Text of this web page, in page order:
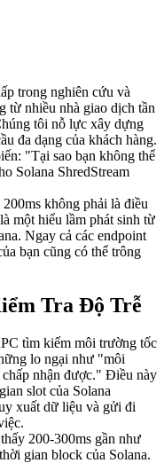
trong nghiên cứu và
từ nhiều nhà giao dịch tần
tôi nỗ lực xây dựng
đa dạng của khách hàng.
"Tại sao bạn không thể
Solana ShredStream
không phải là điều
một hiểu lầm phát sinh từ
Ngay cả các endpoint
bạn cũng có thể trông
Tra Độ Trễ
tìm kiếm môi trường tốc
lo ngại như "môi
nhận được." Điều này
slot của Solana
xuất dữ liệu và gửi đi
200-300ms gần như
gian block của Solana.